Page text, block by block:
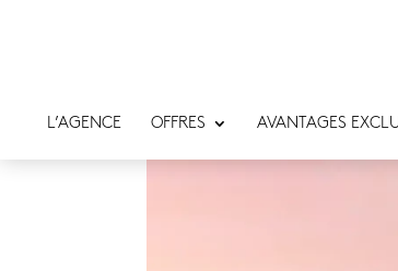
L’AGENCE OFFRES AVANTAGES